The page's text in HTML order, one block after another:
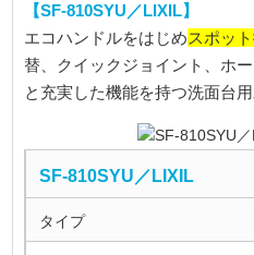
【SF-810SYU／LIXIL】
エコハンドルをはじめスポッ
替、クイックジョイント、ホ
と充実した機能を持つ洗面台用
SF-810SYU／LIXIL
タイプ